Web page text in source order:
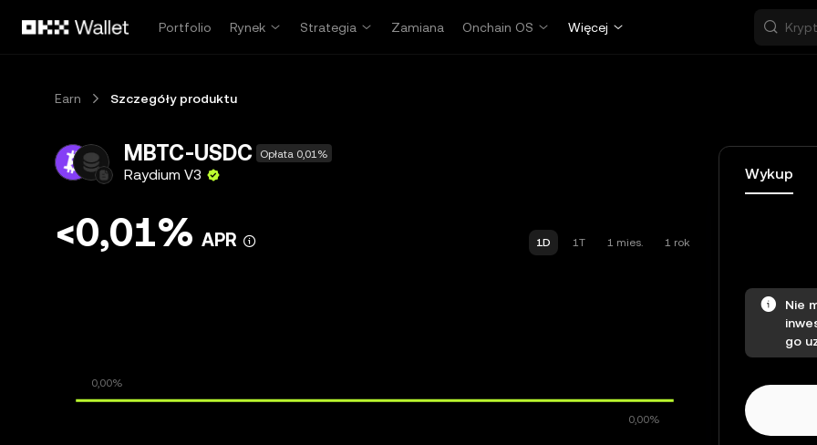
Portfolio
Rynek Strategia Zamiana Onchain OS Więcej
Earn Szczegóły produktu
MBTC-USDC Opłata 0,01%
Raydium V3
<0,01% APR 1D 1T 1 mies. 1 rok
Wykup
Nie
go